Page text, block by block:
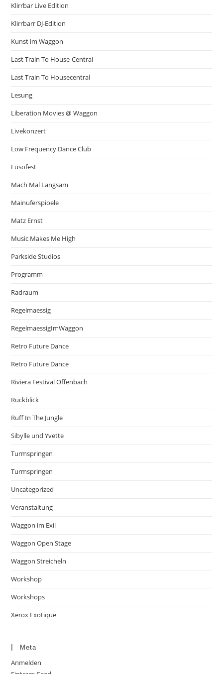
Klirrbar Live Edition
Klirrbarr DJ-Edition
Kunst im Waggon
Last Train To House-Central
Last Train To Housecentral
Lesung
Liberation Movies @ Waggon
Livekonzert
Low Frequency Dance Club
Lusofest
Mach Mal Langsam
Mainuferspioele
Matz Ernst
Music Makes Me High
Parkside Studios
Programm
Radraum
Regelmaessig
RegelmaessigImWaggon
Retro Future Dance
Retro Future Dance
Riviera Festival Offenbach
Rückblick
Ruff In The Jungle
Sibylle und Yvette
Turmspringen
Turmspringen
Uncategorized
Veranstaltung
Waggon im Exil
Waggon Open Stage
Waggon Streicheln
Workshop
Workshops
Xerox Exotique
Meta
Anmelden